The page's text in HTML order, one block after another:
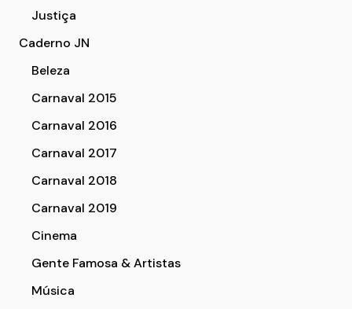
Justiça
Caderno JN
Beleza
Carnaval 2015
Carnaval 2016
Carnaval 2017
Carnaval 2018
Carnaval 2019
Cinema
Gente Famosa & Artistas
Música